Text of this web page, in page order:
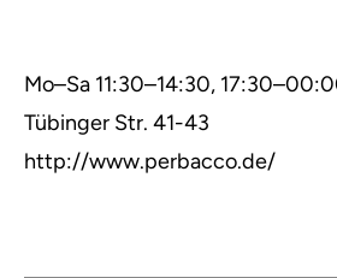
Mo–Sa 11:30–14:30,
Tübinger Str. 41-43
http://www.perbacco.de/